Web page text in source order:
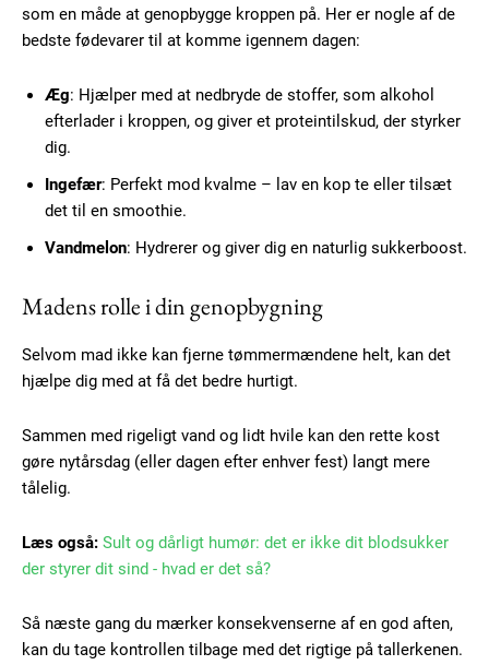
Subscription Plans
Free limited access
Gratis
Etiam est nibh, lobortis sit
Ut mollis pellentesque tortor
Nullam eu erat condimentum
Orci varius natoque dolor
som en måde at genopbygge kroppen på. Her er nogle af de
bedste fødevarer til at komme igennem dagen:
Æg: Hjælper med at nedbryde de stoffer, som alkohol
efterlader i kroppen, og giver et proteintilskud, der styrker
dig.
Ingefær: Perfekt mod kvalme – lav en kop te eller tilsæt
det til en smoothie.
Vandmelon: Hydrerer og giver dig en naturlig sukkerboost.
Madens rolle i din genopbygning
Selvom mad ikke kan fjerne tømmermændene helt, kan det
hjælpe dig med at få det bedre hurtigt.
Sammen med rigeligt vand og lidt hvile kan den rette kost
gøre nytårsdag (eller dagen efter enhver fest) langt mere
tålelig.
Læs også: Sult og dårligt humør: det er ikke dit blodsukker
der styrer dit sind - hvad er det så?
Så næste gang du mærker konsekvenserne af en god aften,
kan du tage kontrollen tilbage med det rigtige på tallerkenen.